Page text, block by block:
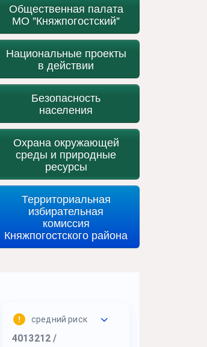
Общественная палата
МО "Княжпогостский"
Национальные проекты
в действии
Безопасность
населения
Охрана окружающей
среды и природные
ресурсы
Территориальная
избирательная
комиссия
Княжпогостского района